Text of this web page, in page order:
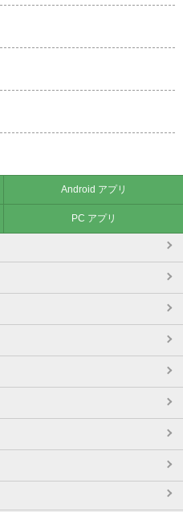
Android アプリ
PC アプリ